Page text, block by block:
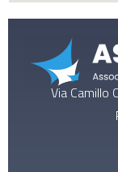
Via Camillo